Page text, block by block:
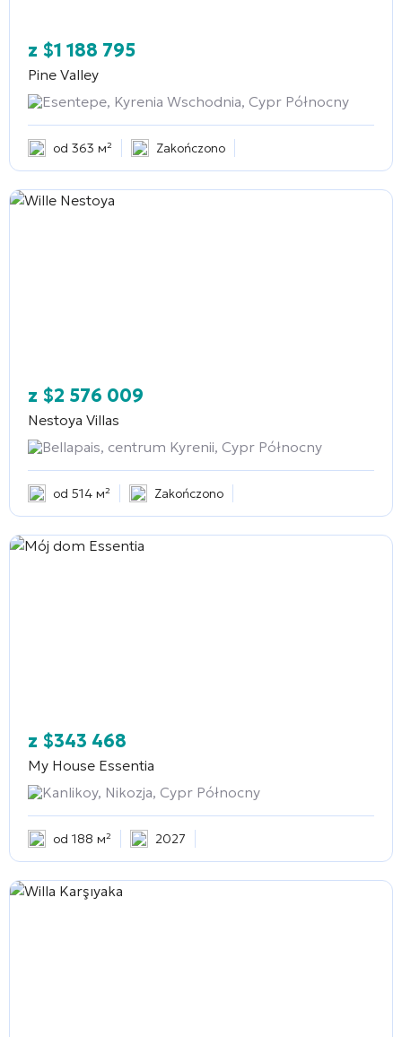
z $1 188 795
Pine Valley
Esentepe, Kyrenia Wschodnia, Cypr Północny
od 363 м² Zakończono
z $2 576 009
Nestoya Villas
Bellapais, centrum Kyrenii, Cypr Północny
od 514 м² Zakończono
z $343 468
My House Essentia
Kanlikoy, Nikozja, Cypr Północny
od 188 м² 2027